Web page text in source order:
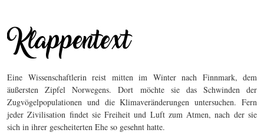
Eine Wissenschaftlerin reist mitten im Winter nach Finnmark, dem
äußersten Zipfel Norwegens. Dort möchte sie das Schwinden der
Zugvögelpopulationen und die Klimaveränderungen untersuchen. Fern
jeder Zivilisation findet sie Freiheit und Luft zum Atmen, nach der sie
sich in ihrer gescheiterten Ehe so gesehnt hatte.